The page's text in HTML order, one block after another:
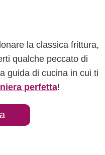
la classica frittura,
qualche peccato di
guida di cucina in cui ti
perfetta!